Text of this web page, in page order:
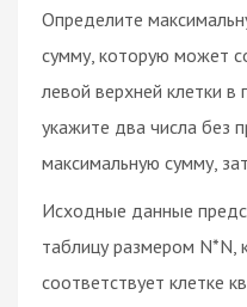
Определите
сумму, которую может
левой верхней клетки
укажите два числа без
максимальную сумму,
Исходные данные
таблицу размером N*N,
соответствует клетке